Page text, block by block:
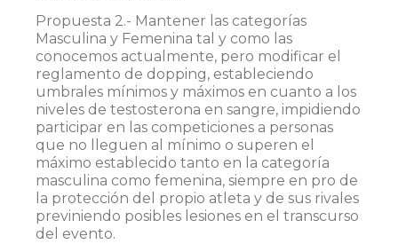
Propuesta 2.- Mantener las categorías
Masculina y Femenina tal y como las
conocemos actualmente, pero modificar el
reglamento de dopping, estableciendo
umbrales mínimos y máximos en cuanto a los
niveles de testosterona en sangre, impidiendo
participar en las competiciones a personas
que no lleguen al mínimo o superen el
máximo establecido tanto en la categoría
masculina como femenina, siempre en pro de
la protección del propio atleta y de sus rivales
previniendo posibles lesiones en el transcurso
del evento.